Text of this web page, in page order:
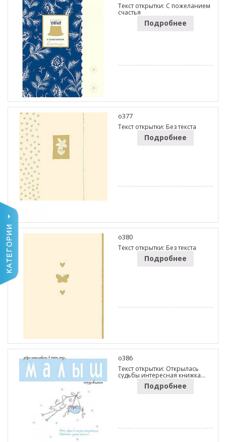
Текст открытки: С пожеланием
счастья
Подробнее
o377
Текст открытки: Без текста
Подробнее
o380
Текст открытки: Без текста
Подробнее
o386
Текст открытки: Открылась
судьбы интересная книжка…
Подробнее